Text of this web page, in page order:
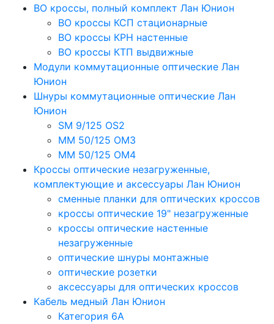
ВО кроссы, полный комплект Лан Юнион
ВО кроссы КСП стационарные
ВО кроссы КРН настенные
ВО кроссы КТП выдвижные
Модули коммутационные оптические Лан
Юнион
Шнуры коммутационные оптические Лан
Юнион
SM 9/125 OS2
MM 50/125 OM3
MM 50/125 OM4
Кроссы оптические незагруженные,
комплектующие и аксессуары Лан Юнион
сменные планки для оптических кроссов
кроссы оптические 19" незагруженные
кроссы оптические настенные
незагруженные
оптические шнуры монтажные
оптические розетки
аксессуары для оптических кроссов
Кабель медный Лан Юнион
Категория 6A